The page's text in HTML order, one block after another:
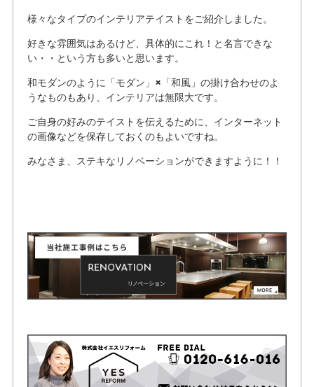
様々なタイプのインテリアテイストをご紹介しました。
好きな雰囲気はあるけど、具体的にこれ！と名言できな
い・・という方も多いと思います。
和モダンのように「モダン」×「和風」の掛け合わせのよ
うなものもあり、インテリアは無限大です。
ご自身の好みのテイストを伝えるために、インターネット
の画像などを保存しておくのもよいですね。
みなさま、ステキなリノベーションができますように！！